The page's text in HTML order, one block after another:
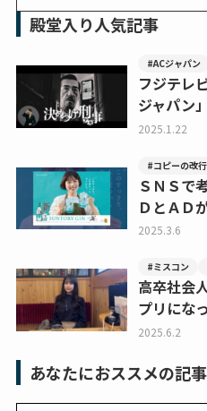
殿堂入り人気記事
#ACジャパン
フジテレ
ジャパン
2025.1.22
#コピーの改行
ＳＮＳで
ＤとＡＤ
2025.3.6
#ミスコン
高卒社会
プリにな
2025.6.2
あなたにおススメの記事